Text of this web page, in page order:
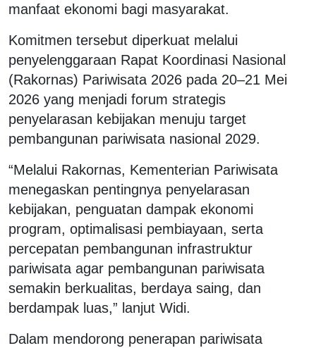
manfaat ekonomi bagi masyarakat.
Komitmen tersebut diperkuat melalui
penyelenggaraan Rapat Koordinasi Nasional
(Rakornas) Pariwisata 2026 pada 20–21 Mei
2026 yang menjadi forum strategis
penyelarasan kebijakan menuju target
pembangunan pariwisata nasional 2029.
“Melalui Rakornas, Kementerian Pariwisata
menegaskan pentingnya penyelarasan
kebijakan, penguatan dampak ekonomi
program, optimalisasi pembiayaan, serta
percepatan pembangunan infrastruktur
pariwisata agar pembangunan pariwisata
semakin berkualitas, berdaya saing, dan
berdampak luas,” lanjut Widi.
Dalam mendorong penerapan pariwisata